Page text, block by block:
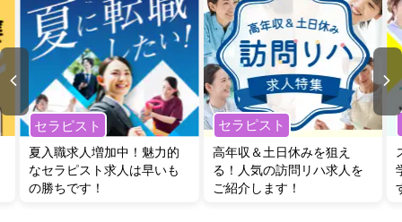
セラピスト
夏入職求人増加中！魅力的
なセラピスト求人は早いも
の勝ちです！
セラピスト
高年収＆土日休みを狙え
る！人気の訪問リハ求人を
ご紹介します！